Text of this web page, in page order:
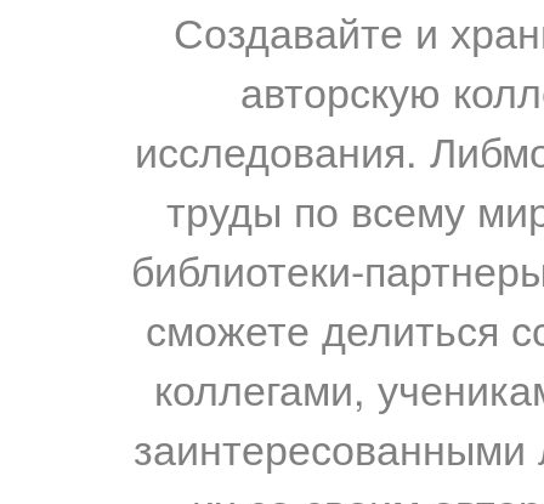
Создавайте и
авторскую
исследования.
труды по всему
библиотеки-
сможете делиться
коллегами,